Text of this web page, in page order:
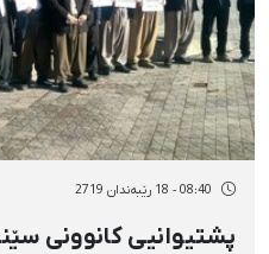
08:40 - 18 رێبەندان 2719
پشتیوانیی کانوونی